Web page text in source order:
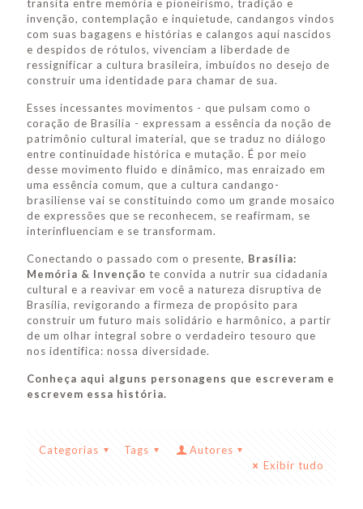
transita entre memória e pioneirismo, tradição e
invenção, contemplação e inquietude, candangos vindos
com suas bagagens e histórias e calangos aqui nascidos
e despidos de rótulos, vivenciam a liberdade de
ressignificar a cultura brasileira, imbuídos no desejo de
construir uma identidade para chamar de sua.
Esses incessantes movimentos - que pulsam como o
coração de Brasília - expressam a essência da noção de
patrimônio cultural imaterial, que se traduz no diálogo
entre continuidade histórica e mutação. É por meio
desse movimento fluido e dinâmico, mas enraizado em
uma essência comum, que a cultura candango-
brasiliense vai se constituindo como um grande mosaico
de expressões que se reconhecem, se reafirmam, se
interinfluenciam e se transformam.
Conectando o passado com o presente, Brasília:
Memória & Invenção te convida a nutrir sua cidadania
cultural e a reavivar em você a natureza disruptiva de
Brasília, revigorando a firmeza de propósito para
construir um futuro mais solidário e harmônico, a partir
de um olhar integral sobre o verdadeiro tesouro que
nos identifica: nossa diversidade.
Conheça aqui alguns personagens que escreveram e
escrevem essa história.
Categorias Tags
Autores
Exibir tudo